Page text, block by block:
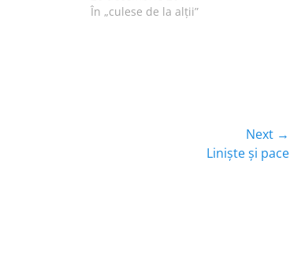
În „culese de la alţii”
Next →
Linişte şi pace